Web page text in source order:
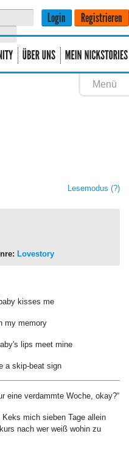
Menü
Lesemodus (?)
Lovestory
kisses me
my memory
lips meet mine
a skip-beat sign
eine verdammte Woche, okay?“
mich sieben Tage allein
nach wer weiß wohin zu